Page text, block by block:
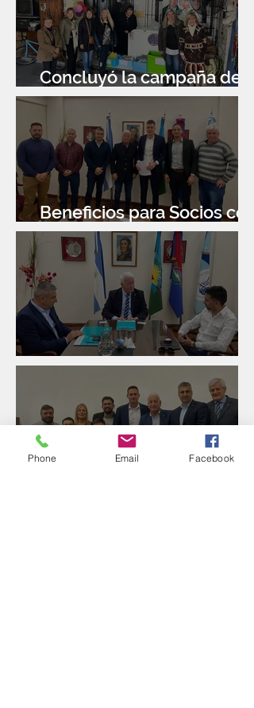
Concluyó la campaña de
donación de libros
Beneficios para Socios con
Banco Santander
Reunión con Sur Finanzas
Phone Email Facebook